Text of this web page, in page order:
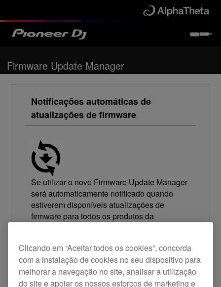
Firmware Update Manager
Notificações automáticas de
atualizações de firmware
Se utilizar o novo Firmware Update Manager
será automaticamente notificado quando
estiverem disponíveis atualizações de
firmware para todos os produtos da
instalar esta ferramenta uma vez no seu
PC/Mac para ativar as notificações
automáticas relativas a todos os produtos
atuais e futuros da AlphaTheta/Pioneer DJ
Clicando em “Aceitar todos os cookies”, concorda
com a instalação de cookies no seu dispositivo para
melhorar a navegação no site, analisar a utilização
do site e apoiar os nossos esforços de marketing e